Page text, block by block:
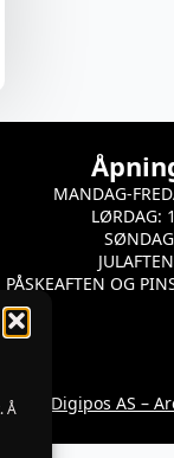
Å
MANDAG-
LØRDAG:
PÅSKEAFTEN OG
av Digipos AS –